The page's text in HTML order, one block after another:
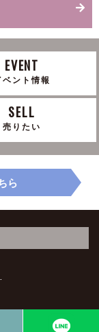
EVENT
ベント情報
SELL
売りたい
ら